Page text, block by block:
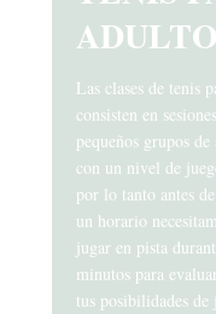
Las clases de tenis
consisten en
pequeños grupos
con un nivel de
por lo tanto antes
un horario
jugar en pista
minutos para
tus posibilidades de